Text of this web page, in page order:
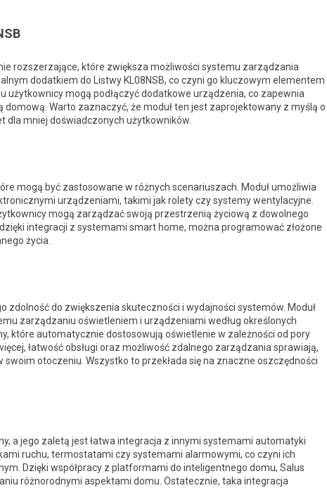
rozszerzające, które zwiększa możliwości systemu zarządzania
dodatkiem do Listwy KL08NSB, co czyni go kluczowym elementem
użytkownicy mogą podłączyć dodatkowe urządzenia, co zapewnia
Warto zaznaczyć, że moduł ten jest zaprojektowany z myślą o
dla mniej doświadczonych użytkowników.
mogą być zastosowane w różnych scenariuszach. Moduł umożliwia
urządzeniami, takimi jak rolety czy systemy wentylacyjne.
mogą zarządzać swoją przestrzenią życiową z dowolnego
integracji z systemami smart home, można programować złożone
życia.
zdolność do zwiększenia skuteczności i wydajności systemów. Moduł
zarządzaniu oświetleniem i urządzeniami według określonych
które automatycznie dostosowują oświetlenie w zależności od pory
łatwość obsługi oraz możliwość zdalnego zarządzania sprawiają,
otoczeniu. Wszystko to przekłada się na znaczne oszczędności
a jego zaletą jest łatwa integracja z innymi systemami automatyki
ruchu, termostatami czy systemami alarmowymi, co czyni ich
Dzięki współpracy z platformami do inteligentnego domu, Salus
różnorodnymi aspektami domu. Ostatecznie, taka integracja